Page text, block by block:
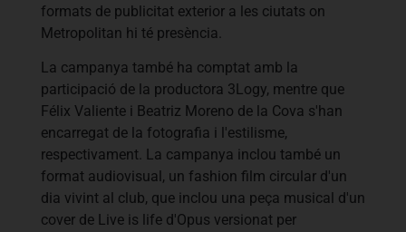
formats de publicitat exterior a les ciutats on
Metropolitan hi té presència.
La campanya també ha comptat amb la
participació de la productora 3Logy, mentre que
Félix Valiente i Beatriz Moreno de la Cova s'han
encarregat de la fotografia i l'estilisme,
respectivament. La campanya inclou també un
format audiovisual, un fashion film circular d'un
dia vivint al club, que inclou una peça musical d'un
cover de Live is life d'Opus versionat per